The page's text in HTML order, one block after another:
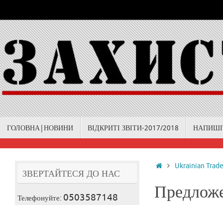
to
content
ГОЛОВНА|НОВИНИ ВІДКРИТІ ЗВІТИ-2017/2018
HomeUkrainian
ЗВЕРТАЙТЕСЯ ДО НАС
Телефонуйте: 0503587148